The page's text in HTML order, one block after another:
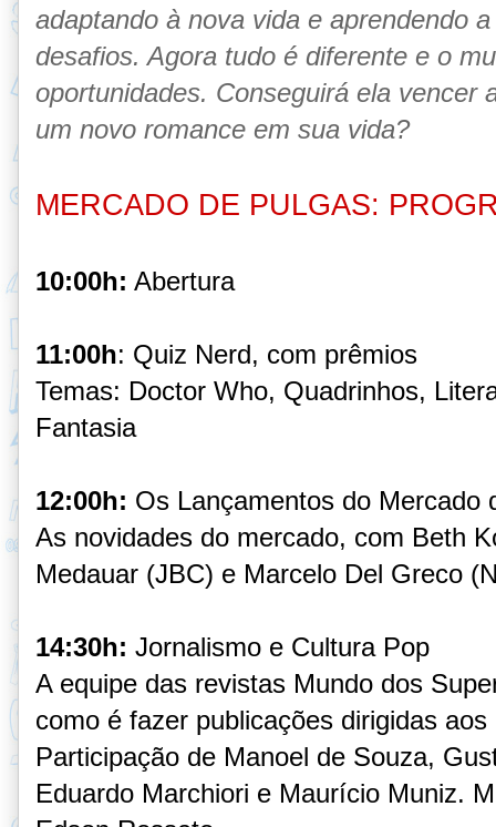
adaptando à nova vida e aprendendo
desafios. Agora tudo é diferente e o
oportunidades. Conseguirá ela vencer
um novo romance em sua vida?
MERCADO DE PULGAS:
10:00h: Abertura
11:00h: Quiz Nerd, com prêmios
Temas: Doctor Who, Quadrinhos,
Fantasia
12:00h: Os Lançamentos do Mercado
As novidades do mercado, com Beth
Medauar (JBC) e Marcelo Del Greco
14:30h: Jornalismo e Cultura Pop
A equipe das revistas Mundo dos
como é fazer publicações dirigidas
Participação de Manoel de Souza,
Eduardo Marchiori e Maurício Muniz.